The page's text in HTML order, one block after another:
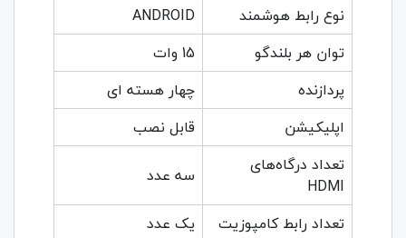
نوع رابط هوشمند
ANDROID
توان هر بلندگو
15 وات
پردازنده
چهار هسته ای
اپلیکیشن
قابل نصب
تعداد درگاه‌های
HDMI
سه عدد
تعداد رابط کامپوزیت
یک عدد